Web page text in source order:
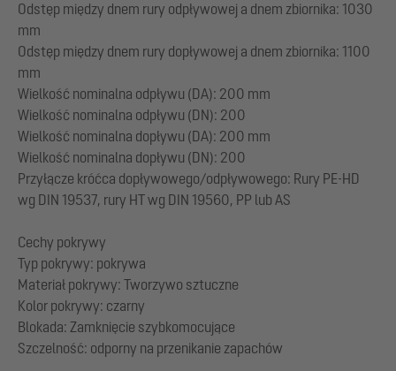
Odstęp między dnem rury odpływowej a dnem zbiornika: 1030
mm
Odstęp między dnem rury dopływowej a dnem zbiornika: 1100
mm
Wielkość nominalna odpływu (DA): 200 mm
Wielkość nominalna odpływu (DN): 200
Wielkość nominalna dopływu (DA): 200 mm
Wielkość nominalna dopływu (DN): 200
Przyłącze króćca dopływowego/odpływowego: Rury PE-HD
wg DIN 19537, rury HT wg DIN 19560, PP lub AS
Cechy pokrywy
Typ pokrywy: pokrywa
Materiał pokrywy: Tworzywo sztuczne
Kolor pokrywy: czarny
Blokada: Zamknięcie szybkomocujące
Szczelność: odporny na przenikanie zapachów